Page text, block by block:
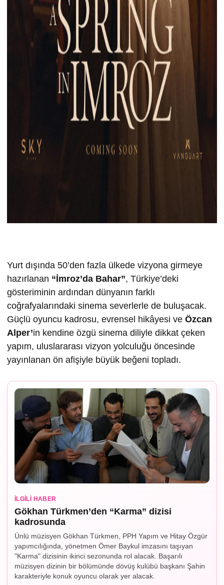
Yurt dışında 50’den fazla ülkede vizyona girmeye
hazırlanan “İmroz’da Bahar”, Türkiye’deki
gösteriminin ardından dünyanın farklı
coğrafyalarındaki sinema severlerle de buluşacak.
Güçlü oyuncu kadrosu, evrensel hikâyesi ve Özcan
Alper’in kendine özgü sinema diliyle dikkat çeken
yapım, uluslararası vizyon yolculuğu öncesinde
yayınlanan ön afişiyle büyük beğeni topladı.
İLGILI HABER
Gökhan Türkmen’den “Karma” dizisi
kadrosunda
Ünlü müzisyen Gökhan Türkmen, PPH Yapım ve Hitay Özgür
yapımcılığında, yönetmen Ömer Baykul imzasını taşıyan
"Karma" dizisinin ikinci sezonunda rol alacak. Başarılı
müzisyen dizinin bir bölümünde dövüş kulübü başkanı Şahin
karakteriyle konuk oyuncu olarak yer alacak.